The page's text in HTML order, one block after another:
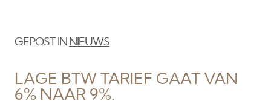
GEPOST IN NIEUWS
LAGE BTW TARIEF GAAT VAN
6% NAAR 9%.